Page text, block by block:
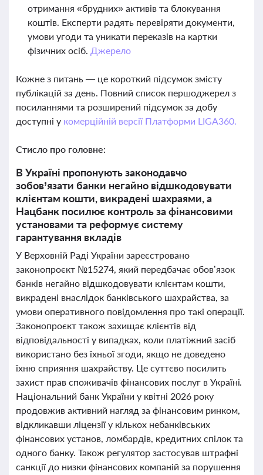
отримання «брудних» активів та блокування
коштів. Експерти радять перевіряти документи,
умови угоди та уникати переказів на картки
фізичних осіб. Джерело
Кожне з питань — це короткий підсумок змісту
публікацій за день. Повний список першоджерел з
посиланнями та розширений підсумок за добу
доступні у комерційній версії Платформи LIGA360.
Стисло про головне:
В Україні пропонують законодавчо
зобов’язати банки негайно відшкодовувати
клієнтам кошти, викрадені шахраями, а
Нацбанк посилює контроль за фінансовими
установами та реформує систему
гарантування вкладів
У Верховній Раді України зареєстровано
законопроєкт №15274, який передбачає обов’язок
банків негайно відшкодовувати клієнтам кошти,
викрадені внаслідок банківського шахрайства, за
умови оперативного повідомлення про такі операції.
Законопроєкт також захищає клієнтів від
відповідальності у випадках, коли платіжний засіб
використано без їхньої згоди, якщо не доведено
їхню сприяння шахрайству. Це суттєво посилить
захист прав споживачів фінансових послуг в Україні.
Національний банк України у квітні 2026 року
продовжив активний нагляд за фінансовим ринком,
відкликавши ліцензії у кількох небанківських
фінансових установ, ломбардів, кредитних спілок та
одного банку. Також регулятор застосував штрафні
санкції до низки фінансових компаній за порушення